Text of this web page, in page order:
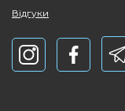
Відгуки